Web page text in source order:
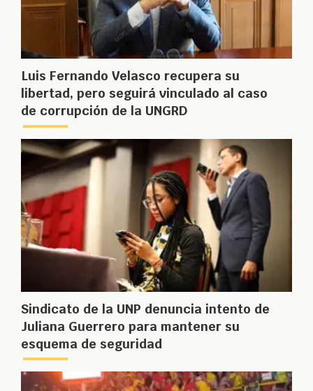
Luis Fernando Velasco recupera su
libertad, pero seguirá vinculado al caso
de corrupción de la UNGRD
Sindicato de la UNP denuncia intento de
Juliana Guerrero para mantener su
esquema de seguridad